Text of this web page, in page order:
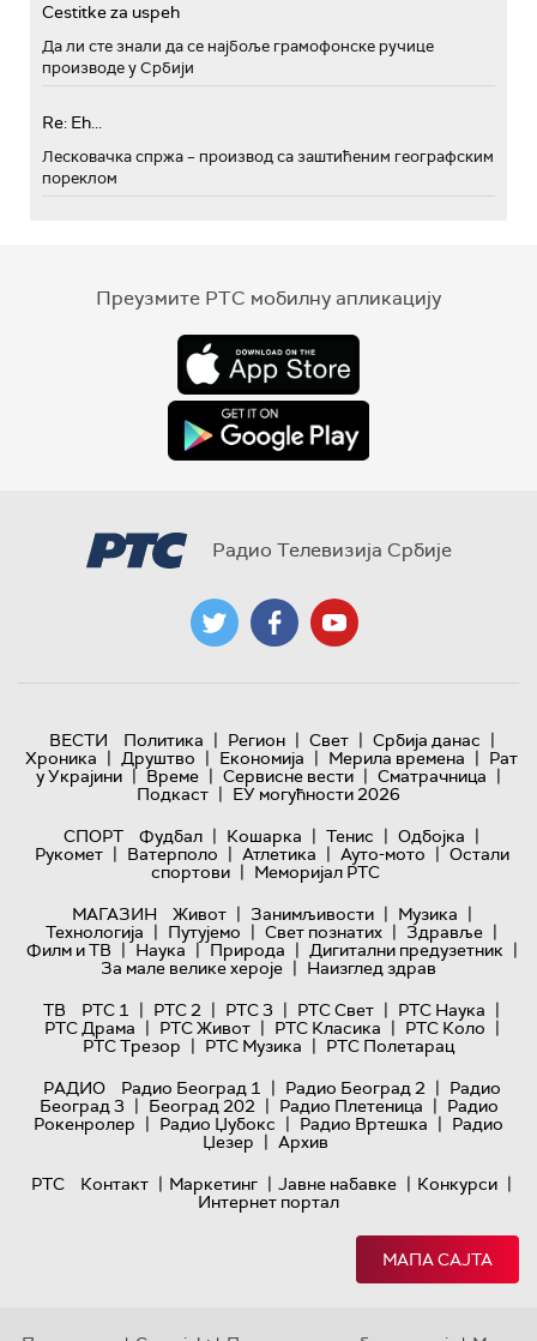
Cestitke za uspeh
Да ли сте знали да се најбоље грамофонске ручице
производе у Србији
Re: Eh...
Лесковачка спржа – производ са заштићеним географским
пореклом
Преузмите РТС мобилну апликацију
Радио Телевизија Србије
ВЕСТИ Политика | Регион | Свет | Србија данас |
Хроника | Друштво | Економија | Мерила времена | Рат
у Украјини | Време | Сервисне вести | Сматрачница |
Подкаст | ЕУ могућности 2026
СПОРТ
Фудбал | Кошарка | Тенис | Одбојка |
Рукомет | Ватерполо | Атлетика | Ауто-мото | Остали
спортови | Меморијал РТС
МАГАЗИН
Живот | Занимљивости | Музика |
Технологијa | Путујемо | Свет познатих | Здравље |
Филм и ТВ | Наука | Природа | Дигитални предузетник |
За мале велике хероје | Наизглед здрав
ТВ
РТС 1 | РТС 2 | РТС 3 | РТС Свет | РТС Наука |
РТС Драма | РТС Живот | РТС Класика | РТС Коло |
РТС Трезор | РТС Музика | РТС Полетарац
РАДИО
Радио Београд 1 | Радио Београд 2 | Радио
Београд 3 | Београд 202 | Радио Плетеница | Радио
Рокенролер | Радио Џубокс | Радио Вртешка | Радио
Џезер | Архив
РТС
Контакт | Маркетинг | Јавне набавке | Конкурси |
Интернет портал
МАПА САЈТА